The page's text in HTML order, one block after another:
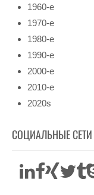
1960-е
1970-е
1980-е
1990-е
2000-е
2010-е
2020s
СОЦИАЛЬНЫЕ СЕТИ